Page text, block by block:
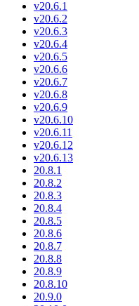
v20.6.1
v20.6.2
v20.6.3
v20.6.4
v20.6.5
v20.6.6
v20.6.7
v20.6.8
v20.6.9
v20.6.10
v20.6.11
v20.6.12
v20.6.13
20.8.1
20.8.2
20.8.3
20.8.4
20.8.5
20.8.6
20.8.7
20.8.8
20.8.9
20.8.10
20.9.0